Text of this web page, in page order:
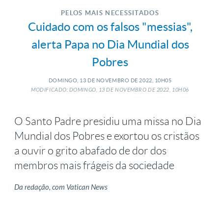
PELOS MAIS NECESSITADOS
Cuidado com os falsos "messias",
alerta Papa no Dia Mundial dos
Pobres
DOMINGO, 13 DE NOVEMBRO DE 2022, 10H05
MODIFICADO: DOMINGO, 13 DENOVEMBRO DE 2022, 10H06
O Santo Padre presidiu uma missa no Dia
Mundial dos Pobres e exortou os cristãos
a ouvir o grito abafado de dor dos
membros mais frágeis da sociedade
Da redação, com Vatican News